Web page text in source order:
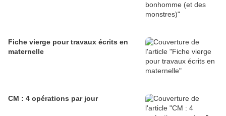
Fiche vierge pour travaux écrits en
maternelle
CM : 4 opérations par jour